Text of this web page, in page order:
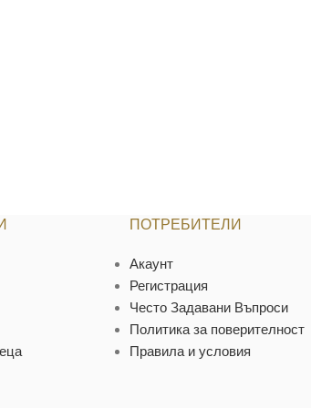
ПОТРЕБИТЕЛИ
Акаунт
Регистрация
Често Задавани Въпроси
Политика за поверителност
Правила и условия